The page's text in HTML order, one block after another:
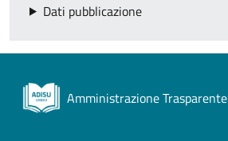
Dati pubblicazione
Amministrazione Trasparente